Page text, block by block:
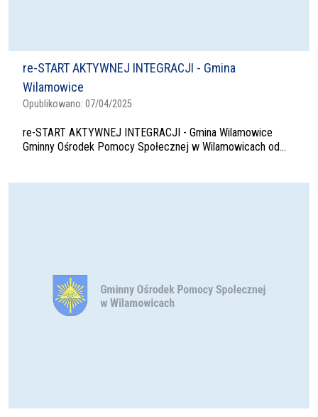
re-START AKTYWNEJ INTEGRACJI - Gmina
Wilamowice
Opublikowano: 07/04/2025
re-START AKTYWNEJ INTEGRACJI - Gmina Wilamowice
Gminny Ośrodek Pomocy Społecznej w Wilamowicach od...